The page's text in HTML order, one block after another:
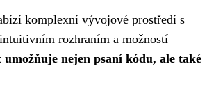
komplexní vývojové prostředí s
rozhraním a možností
umožňuje nejen psaní kódu, ale také